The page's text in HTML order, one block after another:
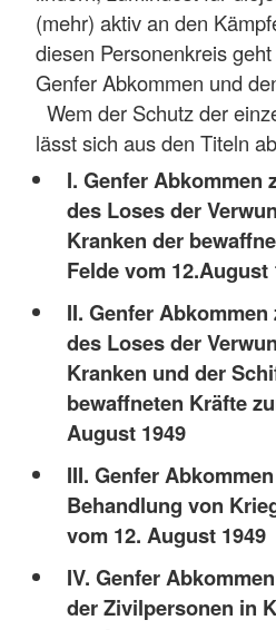
(mehr) aktiv an den
diesen Personenkreis
Genfer Abkommen und
Wem der Schutz der
lässt sich aus den Titeln
I. Genfer Abkommen
des Loses der
Kranken der
Felde vom 12.August
II. Genfer
des Loses der
Kranken und der
bewaffneten Kräfte
August 1949
III. Genfer
Behandlung von
vom 12. August 1949
IV. Genfer
der Zivilpersonen in